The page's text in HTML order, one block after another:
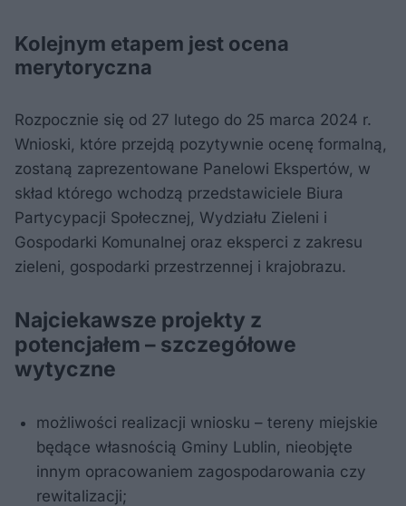
Kolejnym etapem jest ocena
merytoryczna
Rozpocznie się od 27 lutego do 25 marca 2024 r.
Wnioski, które przejdą pozytywnie ocenę formalną,
zostaną zaprezentowane Panelowi Ekspertów, w
skład którego wchodzą przedstawiciele Biura
Partycypacji Społecznej, Wydziału Zieleni i
Gospodarki Komunalnej oraz eksperci z zakresu
zieleni, gospodarki przestrzennej i krajobrazu.
Najciekawsze projekty z
potencjałem – szczegółowe
wytyczne
możliwości realizacji wniosku – tereny miejskie
będące własnością Gminy Lublin, nieobjęte
innym opracowaniem zagospodarowania czy
rewitalizacji;